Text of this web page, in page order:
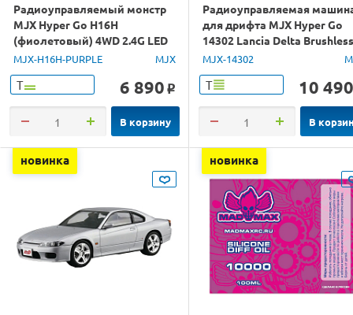
Радиоуправляемый монстр
MJX Hyper Go H16H
(фиолетовый) 4WD 2.4G LED
GPS 1/16 RTR
MJX-H16H-PURPLE MJX
Т 6 890 o
В корзину
Радиоуправляемая
для дрифта MJX Hyper Go
14302 Lancia Delta Brushless
4WD 2.4G LED 1/14 RTR
MJX-14302
Т 10 490
В
новинка новинка